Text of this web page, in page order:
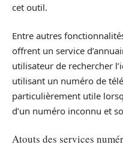
cet outil.
Entre autres
offrent un service
utilisateur de rechercher
utilisant un numéro de
particulièrement utile
d’un numéro inconnu et
Atouts des services